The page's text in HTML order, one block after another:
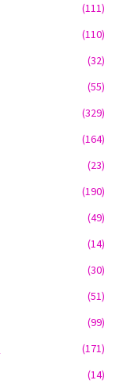
(111)
(110)
(32)
(55)
(329)
(164)
(23)
(190)
(49)
(14)
(30)
(51)
(99)
(171)
(14)